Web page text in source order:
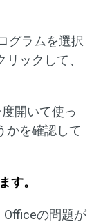
グラムを選択
リックして、
開いて使っ
かを確認して
す。
Officeの問題が